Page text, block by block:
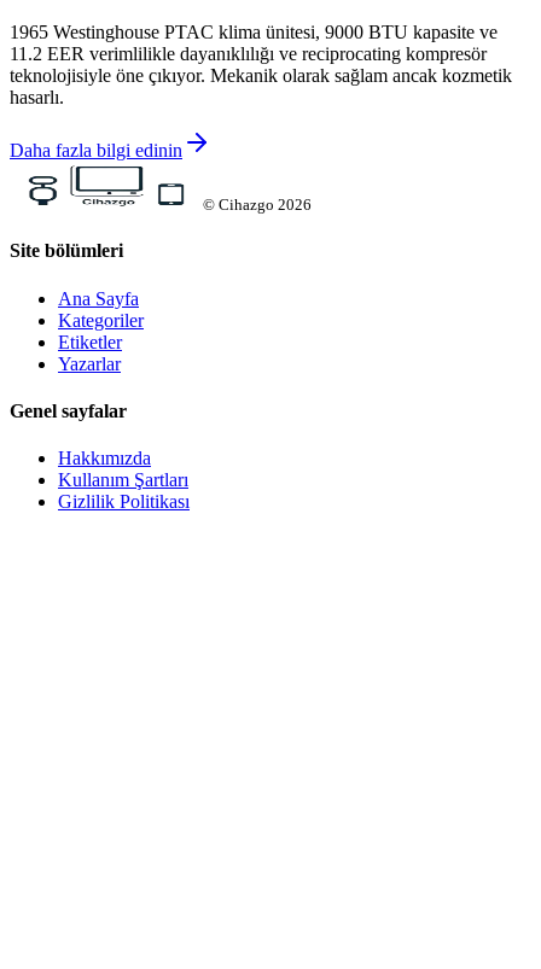
1965 Westinghouse PTAC klima ünitesi, 9000 BTU kapasite ve
11.2 EER verimlilikle dayanıklılığı ve reciprocating kompresör
teknolojisiyle öne çıkıyor. Mekanik olarak sağlam ancak kozmetik
hasarlı.
Daha fazla bilgi edinin
© Cihazgo 2026
Site bölümleri
Ana Sayfa
Kategoriler
Etiketler
Yazarlar
Genel sayfalar
Hakkımızda
Kullanım Şartları
Gizlilik Politikası